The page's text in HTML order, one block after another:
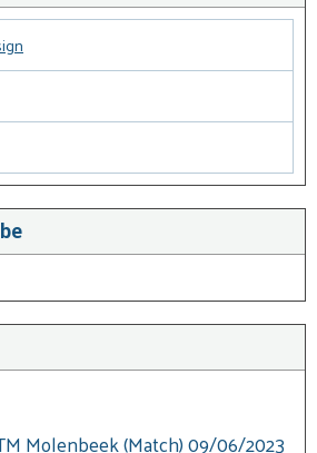
Molenbeek (Match) 09/06/2023